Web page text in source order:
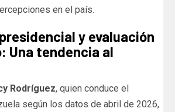
en el país.
y evaluación
Una tendencia al
Rodríguez, quien conduce el
según los datos de abril de 2026,